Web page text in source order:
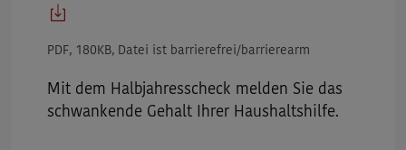
PDF, 180KB, Datei ist barrierefrei/barrierearm
Mit dem Halbjahresscheck melden Sie das
schwankende Gehalt Ihrer Haushaltshilfe.